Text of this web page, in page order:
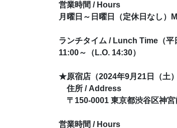
営業時間 / Hours
月曜日～日曜日（定休日なし
ランチタイム / Lunch Time（平
11:00～（L.O. 14:30）
★原宿店（2024年9月21日（土
住所 / Address
〒150-0001 東京都渋谷区神宮
営業時間 / Hours